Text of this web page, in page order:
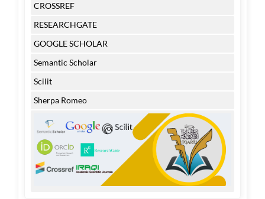
CROSSREF
RESEARCHGATE
GOOGLE SCHOLAR
Semantic Scholar
Scilit
Sherpa Romeo